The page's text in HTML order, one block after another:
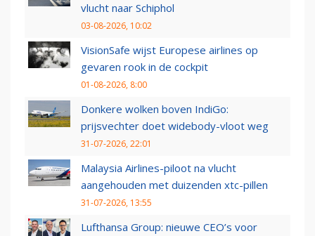
vlucht naar Schiphol
03-08-2026, 10:02
VisionSafe wijst Europese airlines op
gevaren rook in de cockpit
01-08-2026, 8:00
Donkere wolken boven IndiGo:
prijsvechter doet widebody-vloot weg
31-07-2026, 22:01
Malaysia Airlines-piloot na vlucht
aangehouden met duizenden xtc-pillen
31-07-2026, 13:55
Lufthansa Group: nieuwe CEO’s voor